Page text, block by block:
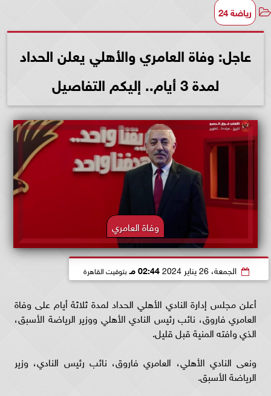
رياضة 24
عاجل: وفاة العامري والأهلي يعلن الحداد
لمدة 3 أيام.. إليكم التفاصيل
وفاة العامري
الجمعة، 26 يناير 2024 02:44 مـ بتوقيت القاهرة
أعلن مجلس إدارة النادي الأهلي الحداد لمدة ثلاثة أيام على وفاة
العامري فاروق، نائب رئيس النادي الأهلي ووزير الرياضة الأسبق،
الذي وافته المنية قبل قليل.
ونعى النادي الأهلي، العامري فاروق، نائب رئيس النادي، وزير
الرياضة الأسبق.